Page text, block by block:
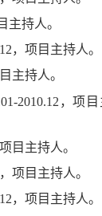
持人。
，项目主持人。
主持人。
2010.12，项目
目主持人。
项目主持人。
，项目主持人。